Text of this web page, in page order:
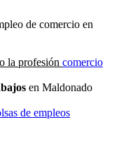
de comercio en
o la profesión comercio
en Maldonado
de empleos